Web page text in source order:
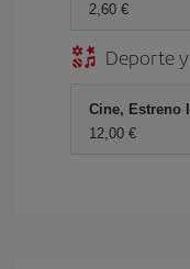
2,60 €
Deporte
Cine, Estreno
12,00 €